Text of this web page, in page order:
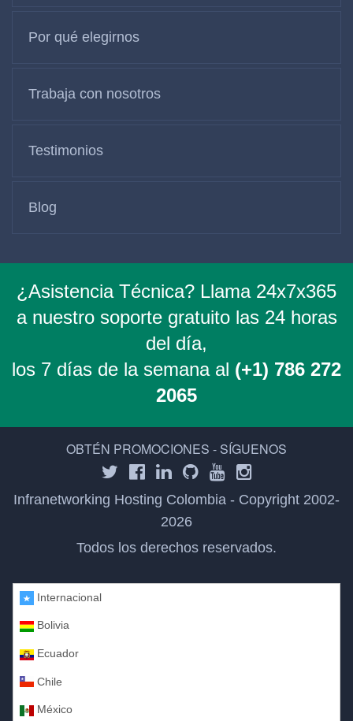
Por qué elegirnos
Trabaja con nosotros
Testimonios
Blog
¿Asistencia Técnica? Llama 24x7x365
a nuestro soporte gratuito las 24 horas
del día,
los 7 días de la semana al (+1) 786 272
2065
OBTÉN PROMOCIONES - SÍGUENOS
Infranetworking Hosting Colombia - Copyright 2002-
2026
Todos los derechos reservados.
Internacional
Bolivia
Ecuador
Chile
México